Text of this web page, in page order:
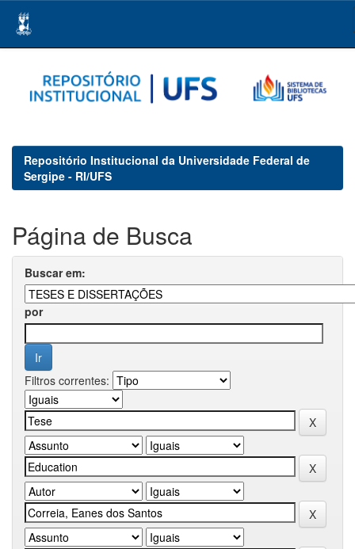
navigation
Repositório Institucional da Universidade Federal de
Sergipe - RI/UFS
Página de Busca
Buscar em:
por
Filtros correntes: